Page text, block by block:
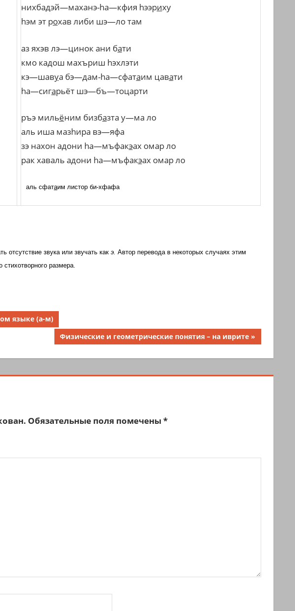
нихбадэй—маханэ-hа—кфия hээриху
hэм эт рохав либи шэ—лотам
азяхэв лэ—цинокани бати
кмо кадош махъриш hэхлэти
кэ—шавуа бэ—дам-hа—сфатаим цавати
hа—сигарьёт шэ—бъ—тоцарти
ръэ мильёним бизбазта у—ма ло
аль иша мазhира вэ—яфа
зэ нахон адони hа—мъфакэах омарло
ракхаваль адони hа—мъфакэах омарло
аль сфатаим листор би-хфафа
отсутствие звука или звучать как э. Автор перевода в некоторых случаях этим
размера.
языке (а-м)
Следующая
запись:
Физические и геометрические понятия – на иврите
Обязательные поля помечены*